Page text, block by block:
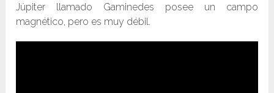
Júpiter llamado Gaminedes posee un campo
magnético, pero es muy débil.